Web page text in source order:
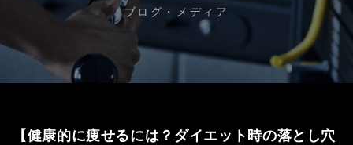
ブログ・メディア
【健康的に痩せるには？ダイエット時の落とし穴